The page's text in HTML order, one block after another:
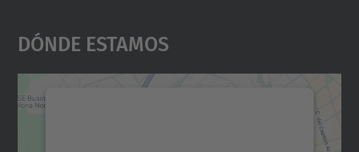
Dónde Estamos